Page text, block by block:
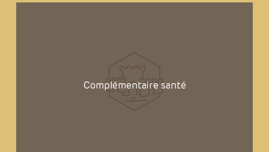
Complémentaire santé